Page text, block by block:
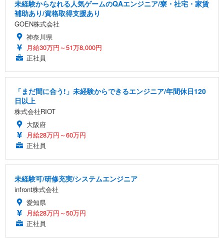
未経験からなれる人気ゲームのQAエンジニア/寮・社宅・家賃
補助あり/資格取得支援あり
GOEN株式会社
神奈川県
月給30万円～51万8,000円
正社員
「まだ間に合う!」未経験からできるエンジニア/年間休日120
日以上
株式会社RIOT
大阪府
月給28万円～60万円
正社員
未経験可/研修充実/システムエンジニア
infront株式会社
愛知県
月給28万円～50万円
正社員